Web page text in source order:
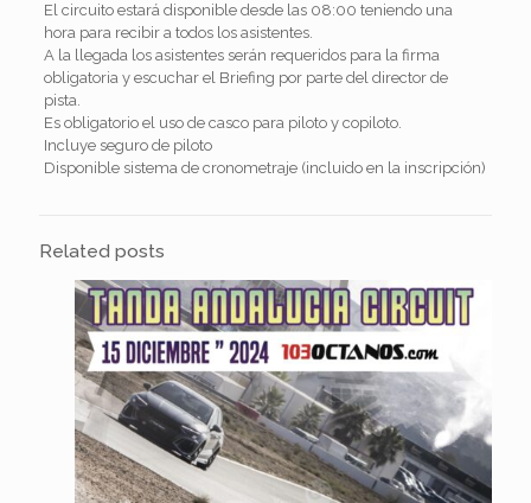
El circuito estará disponible desde las 08:00 teniendo una
hora para recibir a todos los asistentes.
A la llegada los asistentes serán requeridos para la firma
obligatoria y escuchar el Briefing por parte del director de
pista.
Es obligatorio el uso de casco para piloto y copiloto.
Incluye seguro de piloto
Disponible sistema de cronometraje (incluido en la inscripción)
Related posts